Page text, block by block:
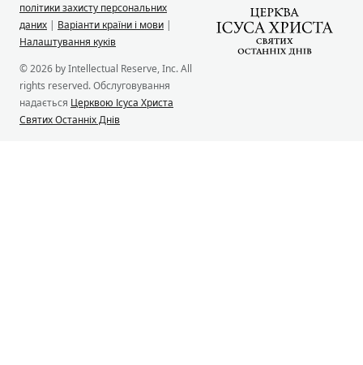
політики захисту персональних
даних | Варіанти країни і мови |
Налаштування куків
© 2026 by Intellectual Reserve, Inc. All
rights reserved. Обслуговування
надається Церквою Ісуса Христа
Святих Останніх Днів